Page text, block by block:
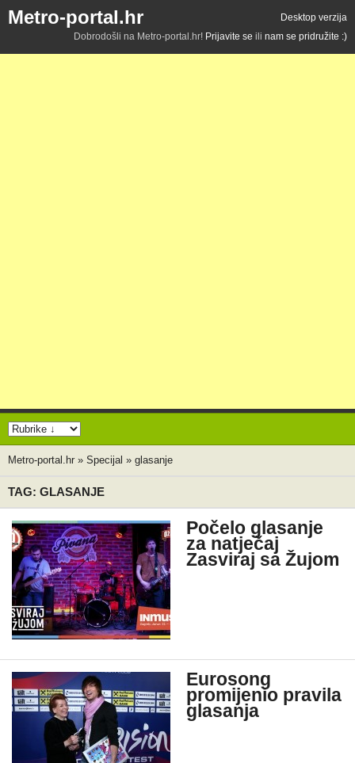
Metro-portal.hr
Desktop verzija
Dobrodošli na Metro-portal.hr! Prijavite se ili nam se pridružite :)
Metro-portal.hr » Specijal » glasanje
TAG: GLASANJE
Počelo glasanje
za natječaj
Zasviraj sa Žujom
Eurosong
promijenio pravila
glasanja